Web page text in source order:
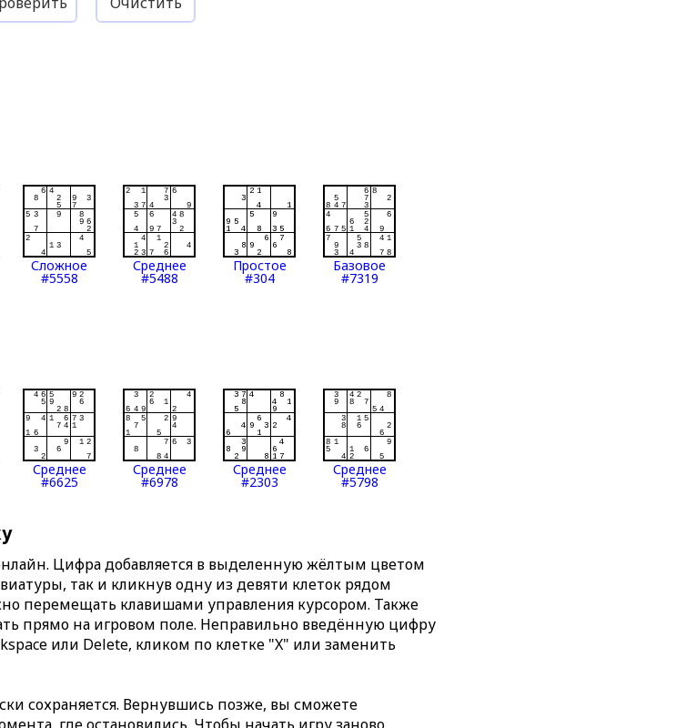
Сложное
#5558
Среднее
#5488
Простое
#304
Базовое
#7319
Среднее
#6625
Среднее
#6978
Среднее
#2303
Среднее
#5798
Цифра добавляется в выделенную жёлтым цветом
так и кликнув одну из девяти клеток рядом
перемещать клавишами управления курсором. Также
прямо на игровом поле. Неправильно введённую цифру
или Delete, кликом по клетке "X" или заменить
сохраняется. Вернувшись позже, вы сможете